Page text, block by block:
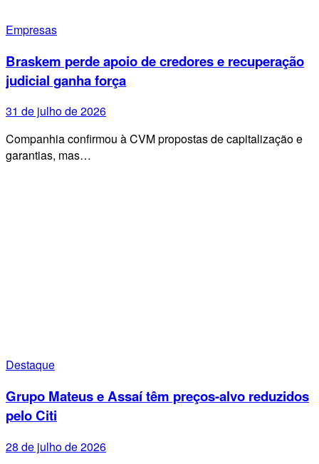
Empresas
Braskem perde apoio de credores e recuperação
judicial ganha força
31 de julho de 2026
Companhia confirmou à CVM propostas de capitalização e
garantias, mas…
Destaque
Grupo Mateus e Assaí têm preços-alvo reduzidos
pelo Citi
28 de julho de 2026